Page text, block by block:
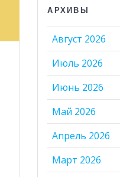
АРХИВЫ
Август 2026
Июль 2026
Июнь 2026
Май 2026
Апрель 2026
Март 2026